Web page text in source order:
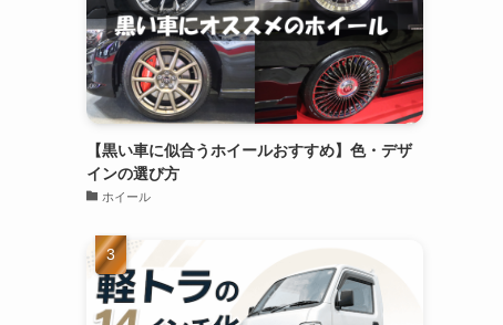
【黒い車に似合うホイールおすすめ】色・デザ
インの選び方
ホイール